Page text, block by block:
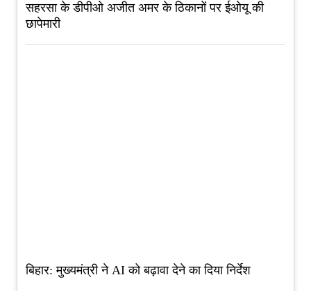
सहरसा के डीपीओ अजीत अमर के ठिकानों पर ईओयू की
छापेमारी
बिहार: मुख्यमंत्री ने AI को बढ़ावा देने का दिया निर्देश